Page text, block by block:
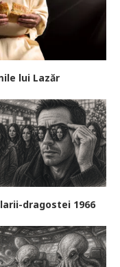
lui Lazăr
dragostei 1966